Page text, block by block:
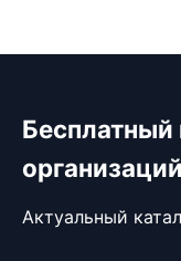
Бесплатный
организаций
Актуальный